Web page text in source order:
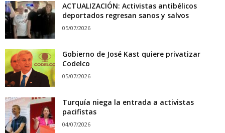
ACTUALIZACIÓN: Activistas antibélicos
deportados regresan sanos y salvos
05/07/2026
Gobierno de José Kast quiere privatizar
Codelco
05/07/2026
Turquía niega la entrada a activistas
pacifistas
04/07/2026